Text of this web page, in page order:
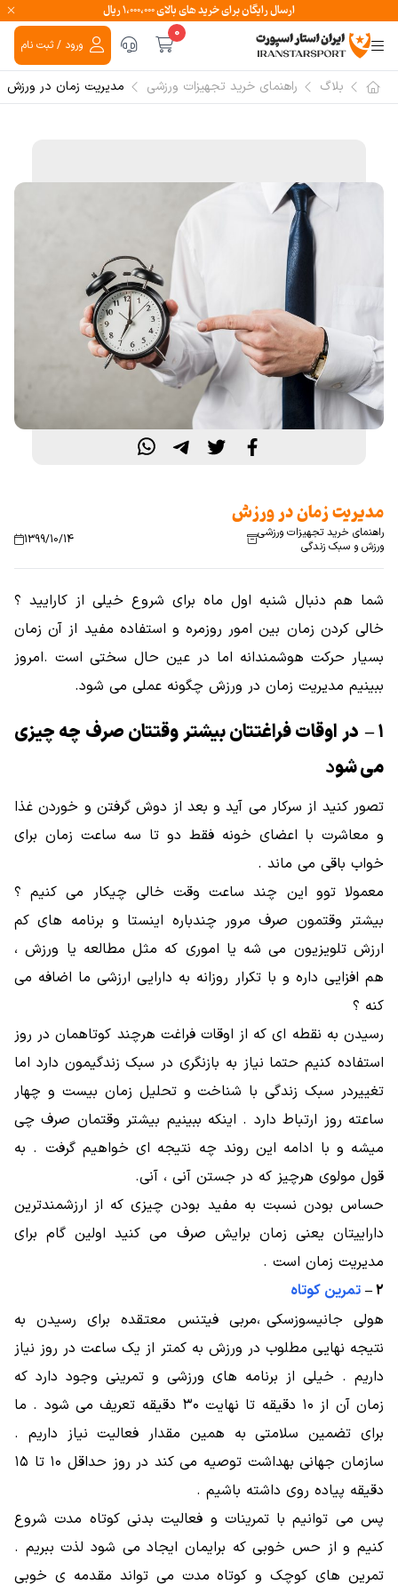
ارسال رایگان برای خرید های بالای ۱،۰۰۰،۰۰۰ ریال
0
ورود / ثبت نام
بلاگ راهنمای خرید تجهیزات ورزشی مدیریت زمان در ورزش
مدیریت زمان در ورزش
راهنمای خرید تجهیزات ورزشی
ورزش و سبک زندگی
1399/10/14
شما هم دنبال شنبه اول ماه برای شروع خیلی از کارایید ؟
خالی کردن زمان بین امور روزمره و استفاده مفید از آن زمان
بسیار حرکت هوشمندانه اما در عین حال سختی است .امروز
ببینیم مدیریت زمان در ورزش چگونه عملی می شود.
۱ – در اوقات فراغتتان بیشتر وقتتان صرف چه چیزی
می شود
تصور کنید از سرکار می آید و بعد از دوش گرفتن و خوردن غذا
و معاشرت با اعضای خونه فقط دو تا سه ساعت زمان برای
خواب باقی می ماند .
معمولا توو این چند ساعت وقت خالی چیکار می کنیم ؟
بیشتر وقتمون صرف مرور چندباره اینستا و برنامه های کم
ارزش تلویزیون می شه یا اموری که مثل مطالعه یا ورزش ،
هم افزایی داره و با تکرار روزانه به دارایی ارزشی ما اضافه می
کنه ؟
رسیدن به نقطه ای که از اوقات فراغت هرچند کوتاهمان در روز
استفاده کنیم حتما نیاز به بازنگری در سبک زندگیمون دارد اما
تغییردر سبک زندگی با شناخت و تحلیل زمان بیست و چهار
ساعته روز ارتباط دارد . اینکه ببینیم بیشتر وقتمان صرف چی
میشه و با ادامه این روند چه نتیجه ای خواهیم گرفت . به
قول مولوی هرچیز که در جستن آنی ، آنی.
حساس بودن نسبت به مفید بودن چیزی که از ارزشمندترین
داراییتان یعنی زمان برایش صرف می کنید اولین گام برای
مدیریت زمان است .
۲ –
تمرین کوتاه
هولی جانیسوزسکی ،مربی فیتنس معتقده برای رسیدن به
نتیجه نهایی مطلوب در ورزش به کمتر از یک ساعت در روز نیاز
داریم . خیلی از برنامه های ورزشی و تمرینی وجود دارد که
زمان آن از ۱۰ دقیقه تا نهایت ۳۰ دقیقه تعریف می شود . ما
برای تضمین سلامتی به همین مقدار فعالیت نیاز داریم .
سازمان جهانی بهداشت توصیه می کند در روز حداقل ۱۰ تا ۱۵
دقیقه پیاده روی داشته باشیم .
پس می توانیم با تمرینات و فعالیت بدنی کوتاه مدت شروع
کنیم و از حس خوبی که برایمان ایجاد می شود لذت ببریم .
تمرین های کوچک و کوتاه مدت می تواند مقدمه ی خوبی